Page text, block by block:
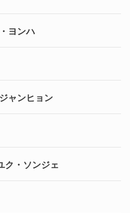
ヨンハ
ャンヒョン
ク・ソンジェ